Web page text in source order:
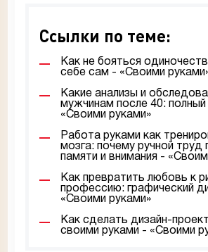
Ссылки по теме:
Как не бояться
себе сам - «Своими
Какие анализы и
мужчинам после 40: полный
«Своими руками»
Работа руками как
мозга: почему ручной труд
памяти и внимания -
Как превратить любовь к
профессию: графический
«Своими руками»
Как сделать дизайн-
своими руками - «Своими